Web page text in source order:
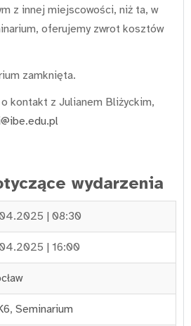
z innej miejscowości, niż ta, w
oferujemy zwrot kosztów
zamknięta.
kontakt z Julianem Bliżyckim,
wydarzenia
| 08:30
| 16:00
, Seminarium